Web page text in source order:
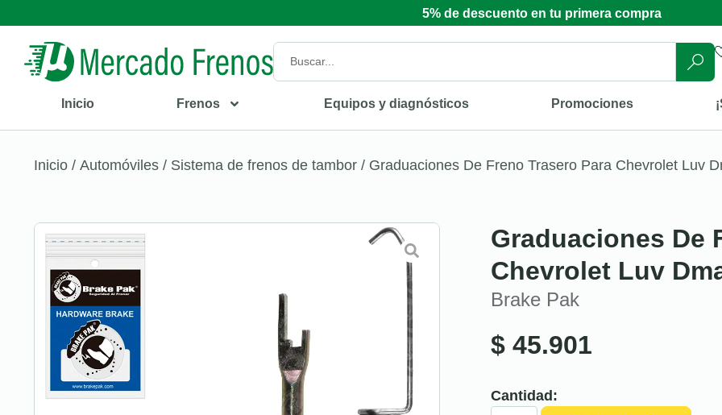
5% de descuento en tu primera compra
Inicio Frenos Equipos y diagnósticos Promociones
Inicio / Automóviles / Sistema de frenos de tambor / Graduaciones De Freno Trasero Para Chevrolet Luv
Graduaciones De
Chevrolet Luv
Brake Pak
$ 45.901
Cantidad: